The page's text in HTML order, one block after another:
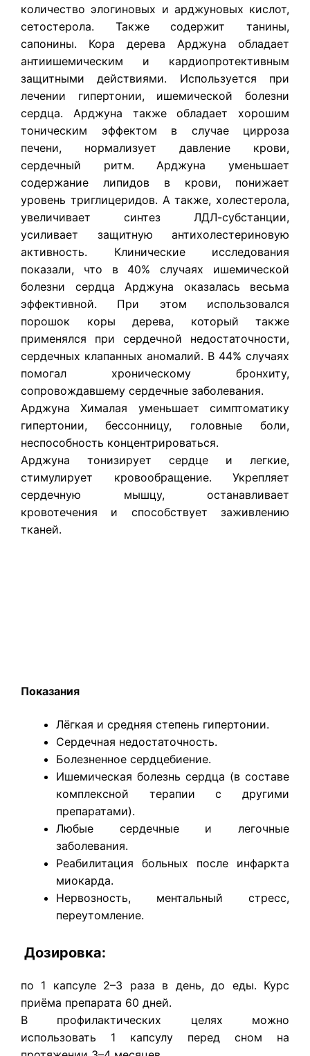
количество элогиновых и арджуновых кислот,
сетостерола. Также содержит танины,
сапонины. Кора дерева Арджуна обладает
антиишемическим и кардиопротективным
защитными действиями. Используется при
лечении гипертонии, ишемической болезни
сердца. Арджуна также обладает хорошим
тоническим эффектом в случае цирроза
печени, нормализует давление крови,
сердечный ритм. Арджуна уменьшает
содержание липидов в крови, понижает
уровень триглицеридов. А также, холестерола,
увеличивает синтез ЛДЛ-субстанции,
усиливает защитную антихолестериновую
активность. Клинические исследования
показали, что в 40% случаях ишемической
болезни сердца Арджуна оказалась весьма
эффективной. При этом использовался
порошок коры дерева, который также
применялся при сердечной недостаточности,
сердечных клапанных аномалий. В 44% случаях
помогал хроническому бронхиту,
сопровождавшему сердечные заболевания.
Арджуна Хималая уменьшает симптоматику
гипертонии, бессонницу, головные боли,
неспособность концентрироваться.
Арджуна тонизирует сердце и легкие,
стимулирует кровообращение. Укрепляет
сердечную мышцу, останавливает
кровотечения и способствует заживлению
тканей.
Показания
Лёгкая и средняя степень гипертонии.
Сердечная недостаточность.
Болезненное сердцебиение.
Ишемическая болезнь сердца (в составе
комплексной терапии с другими
препаратами).
Любые сердечные и легочные
заболевания.
Реабилитация больных после инфаркта
миокарда.
Нервозность, ментальный стресс,
переутомление.
Дозировка:
по 1 капсуле 2–3 раза в день, до еды. Курс
приёма препарата 60 дней.
В профилактических целях можно
использовать 1 капсулу перед сном на